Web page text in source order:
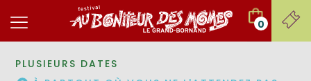
0
PLUSIEURS DATES